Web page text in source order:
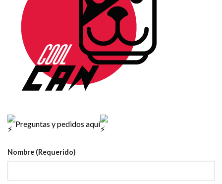
Preguntas y pedidos aquí
Nombre (Requerido)